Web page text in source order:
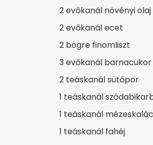
2 evőkanál növényi olaj
2 evőkanál ecet
2 bögre finomliszt
3 evőkanál barnacukor
2 teáskanál sütőpor
1 teáskanál
1 teáskanál
1 teáskanál fahéj